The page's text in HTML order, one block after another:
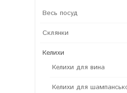
Весь посуд
Склянки
Келихи
Келихи для вина
Келихи для